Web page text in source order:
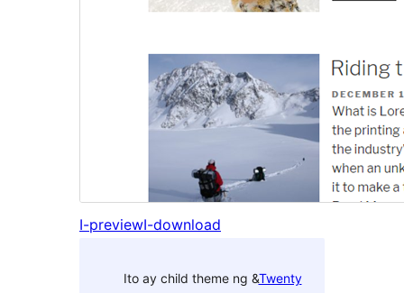
I-previewI-download
Ito ay child theme ng &Twenty